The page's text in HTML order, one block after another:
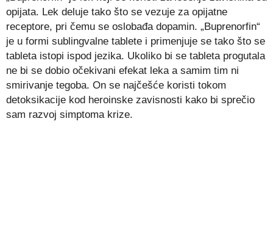
opijata. Lek deluje tako što se vezuje za opijatne
receptore, pri čemu se oslobađa dopamin. „Buprenorfin“
je u formi sublingvalne tablete i primenjuje se tako što se
tableta istopi ispod jezika. Ukoliko bi se tableta progutala
ne bi se dobio očekivani efekat leka a samim tim ni
smirivanje tegoba. On se najčešće koristi tokom
detoksikacije kod heroinske zavisnosti kako bi sprečio
sam razvoj simptoma krize.